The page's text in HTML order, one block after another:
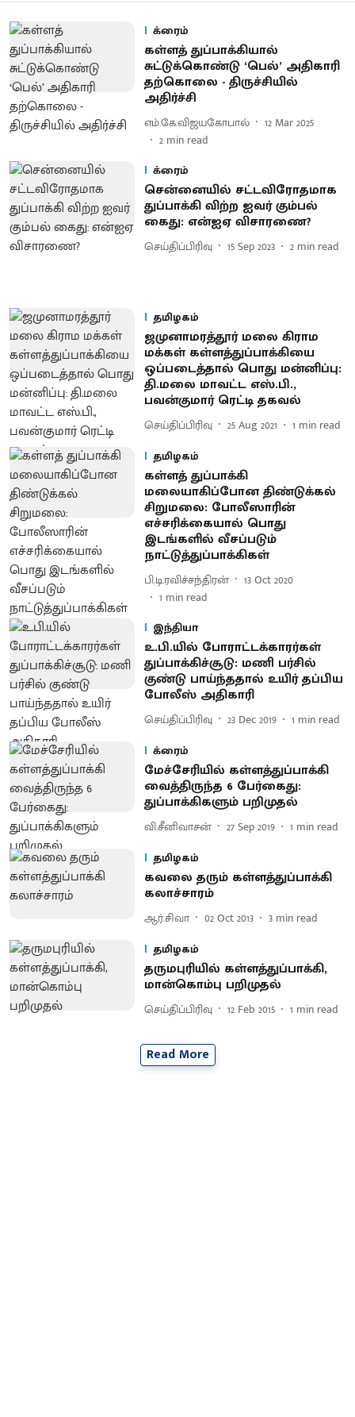
க்ரைம்
கள்ளத் துப்பாக்கியால்
சுட்டுக்கொண்டு ‘பெல்’ அதிகாரி
தற்கொலை - திருச்சியில்
அதிர்ச்சி
எம்.கே.விஜயகோபால்
12 Mar 2025
2 min read
க்ரைம்
சென்னையில் சட்டவிரோதமாக
துப்பாக்கி விற்ற ஐவர் கும்பல்
கைது: என்ஐஏ விசாரணை?
செய்திப்பிரிவு 15 Sep 2023 2 min read
தமிழகம்
ஜமுனாமரத்தூர் மலை கிராம
மக்கள் கள்ளத்துப்பாக்கியை
ஒப்படைத்தால் பொது மன்னிப்பு:
தி.மலை மாவட்ட எஸ்.பி.,
பவன்குமார் ரெட்டி தகவல்
செய்திப்பிரிவு 25 Aug 2021 1 min read
தமிழகம்
கள்ளத் துப்பாக்கி
மலையாகிப்போன திண்டுக்கல்
சிறுமலை: போலீஸாரின்
எச்சரிக்கையால் பொது
இடங்களில் வீசப்படும்
நாட்டுத்துப்பாக்கிகள்
பி.டி.ரவிச்சந்திரன்
13 Oct 2020
1 min read
இந்தியா
உ.பி.யில் போராட்டக்காரர்கள்
துப்பாக்கிச்சூடு: மணி பர்சில்
குண்டு பாய்ந்ததால் உயிர் தப்பிய
போலீஸ் அதிகாரி
செய்திப்பிரிவு 23 Dec 2019 1 min read
க்ரைம்
மேச்சேரியில் கள்ளத்துப்பாக்கி
வைத்திருந்த 6 பேர்கைது:
துப்பாக்கிகளும் பறிமுதல்
வி.சீனிவாசன் 27 Sep 2019 1 min read
தமிழகம்
கவலை தரும் கள்ளத்துப்பாக்கி
கலாச்சாரம்
ஆர்.சிவா 02 Oct 2013 3 min read
தமிழகம்
தருமபுரியில் கள்ளத்துப்பாக்கி,
மான்கொம்பு பறிமுதல்
செய்திப்பிரிவு 12 Feb 2015 1 min read
Read More